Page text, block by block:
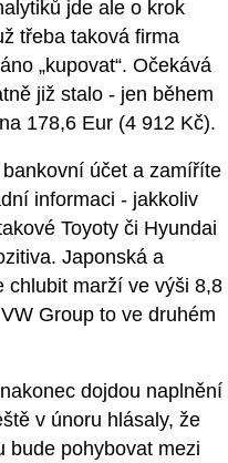
jde ale o krok
třeba taková firma
„kupovat“. Očekává
již stalo - jen během
178,6 Eur (4 912 Kč).
účet a zamíříte
informaci - jakkoliv
Toyoty či Hyundai
Japonská a
chlubit marží ve výši 8,8
Group to ve druhém
dojdou naplnění
v únoru hlásaly, že
bude pohybovat mezi